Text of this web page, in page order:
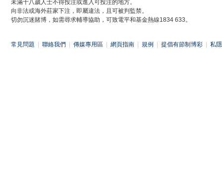
未滿十八歲人士不得投注或進入可投注的地方。
向非法或海外莊家下注，即屬違法，且可被判監禁。
切勿沉迷賭博，如需尋求輔導協助，可致電平和基金熱線1834 633。
常見問題 聯絡我們 傳媒專用區 網頁指南 規例 提倡有節制博彩 私